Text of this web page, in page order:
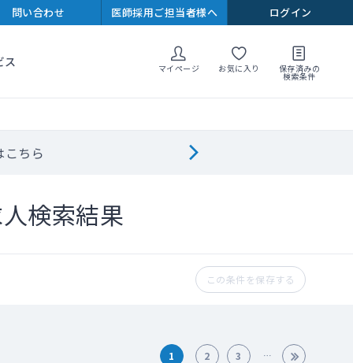
問い合わせ 医師採用ご担当者様へ ログイン
ス マイページ お気に入り 保存済みの
検索条件
ちら
検索結果
この条件を保存する
1 2 3